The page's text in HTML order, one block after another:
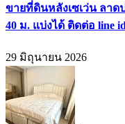
ขายที่ดินหลังเซเว่น ลาด
40 ม. แบ่งได้ ติดต่อ line
29 มิถุนายน 2026